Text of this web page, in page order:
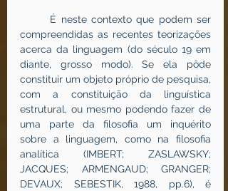
compreendidas as recentes teorizações
acerca da linguagem (do século 19 em
diante, grosso modo). Se ela pôde
constituir um objeto próprio de pesquisa,
com a constituição da linguística
estrutural, ou mesmo podendo fazer de
uma parte da filosofia um inquérito
sobre a linguagem, como na filosofia
analítica (IMBERT; ZASLAWSKY;
JACQUES; ARMENGAUD; GRANGER;
DEVAUX; SEBESTIK, 1988, pp.6), é